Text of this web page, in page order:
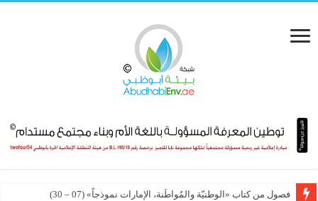
فصول من كتاب «الوطنيّة والمُواطَنة، الإمارات نموذجاً» (07 – 30)